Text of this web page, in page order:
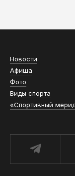
Новости
Афиша
Фото
Виды спорта
«Спортивный